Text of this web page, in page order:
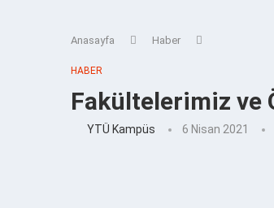
Anasayfa Haber
HABER
Fakültelerimiz ve
YTÜ Kampüs 6 Nisan 2021